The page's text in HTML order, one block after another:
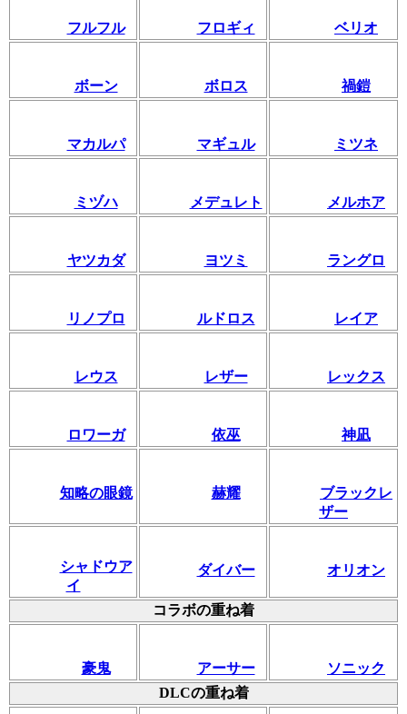
フルフル フロギィ ベリオ
ボーン ボロス 禍鎧
マカルパ マギュル ミツネ
ミヅハ メデュレト メルホア
ヤツカダ ヨツミ ラングロ
リノプロ ルドロス レイア
レウス レザー レックス
ロワーガ 依巫 神凪
知略の眼鏡 赫耀
ブラックレ
ザー
シャドウア
イ
ダイバー オリオン
コラボの重ね着
豪鬼 アーサー
ソニック
DLCの重ね着